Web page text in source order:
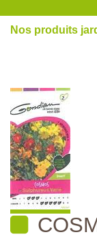
Nos produits